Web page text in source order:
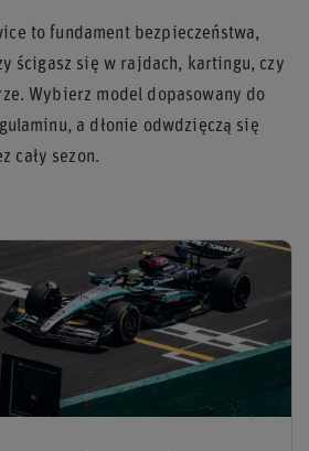
to fundament bezpieczeństwa,
ścigasz się w rajdach, kartingu, czy
Wybierz model dopasowany do
a dłonie odwdzięczą się
cały sezon.